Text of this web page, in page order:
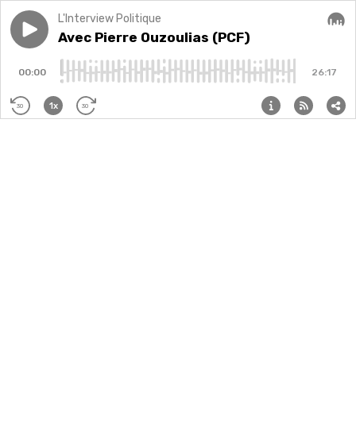
Play episodeAvec Pierre Ouzoulias (PCF)
L'Interview Politique
Avec Pierre Ouzoulias (PCF)
00:00 26:17
30 1x 30